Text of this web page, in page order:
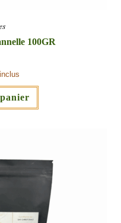
100GR